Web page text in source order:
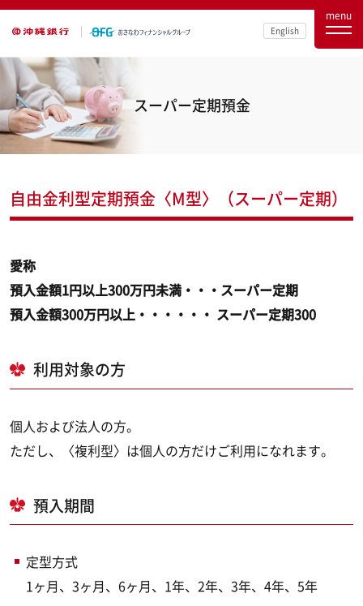
English
menu
スーパー定期預金
自由金利型定期預金〈M型〉（スーパー定期）
愛称
預入金額1円以上300万円未満・・・スーパー定期
預入金額300万円以上・・・・・・ スーパー定期300
利用対象の方
個人および法人の方。
ただし、〈複利型〉は個人の方だけご利用になれます。
預入期間
定型方式
1ヶ月、3ヶ月、6ヶ月、1年、2年、3年、4年、5年